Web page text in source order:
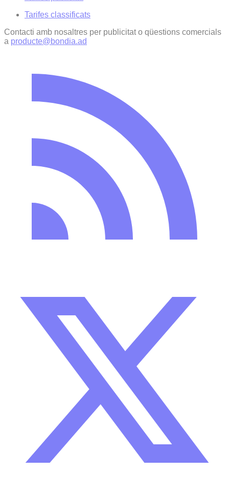
Tarifes classificats
Contacti amb nosaltres per publicitat o qüestions comercials
a producte@bondia.ad